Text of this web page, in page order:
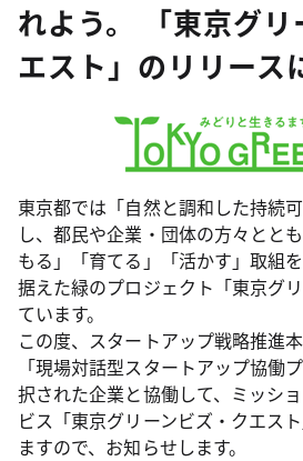
れよう。 「東京グ
エスト」のリリース
東京都では「自然と調和した持続
し、都民や企業・団体の方々とと
もる」「育てる」「活かす」取組
据えた緑のプロジェクト「東京グ
ています。
この度、スタートアップ戦略推進
「現場対話型スタートアップ協働
択された企業と協働して、ミッシ
ビス「東京グリーンビズ・クエス
ますので、お知らせします。